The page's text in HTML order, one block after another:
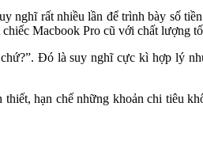
rất nhiều lần để trình bày số
Macbook Pro cũ với chất lượng
Đó là suy nghĩ cực kì hợp lý
hạn chế những khoản chi tiêu